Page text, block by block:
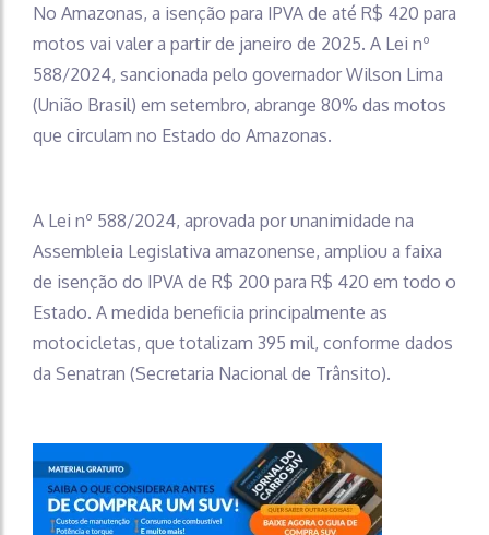
No Amazonas, a isenção para IPVA de até R$ 420 para
motos vai valer a partir de janeiro de 2025. A Lei nº
588/2024, sancionada pelo governador Wilson Lima
(União Brasil) em setembro, abrange 80% das motos
que circulam no Estado do Amazonas.
A Lei nº 588/2024, aprovada por unanimidade na
Assembleia Legislativa amazonense, ampliou a faixa
de isenção do IPVA de R$ 200 para R$ 420 em todo o
Estado. A medida beneficia principalmente as
motocicletas, que totalizam 395 mil, conforme dados
da Senatran (Secretaria Nacional de Trânsito).